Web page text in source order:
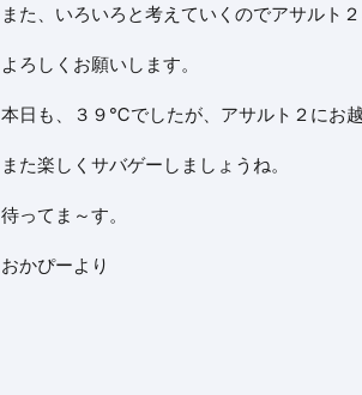
また、いろいろと考えていくのでアサルト
よろしくお願いします。
本日も、３９℃でしたが、アサルト２にお
また楽しくサバゲーしましょうね。
待ってま～す。
おかぴーより